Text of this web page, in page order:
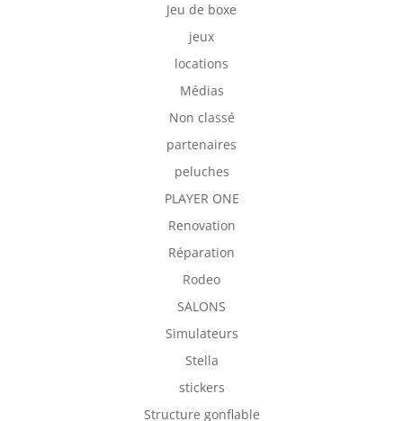
Jeu de boxe
jeux
locations
Médias
Non classé
partenaires
peluches
PLAYER ONE
Renovation
Réparation
Rodeo
SALONS
Simulateurs
Stella
stickers
Structure gonflable